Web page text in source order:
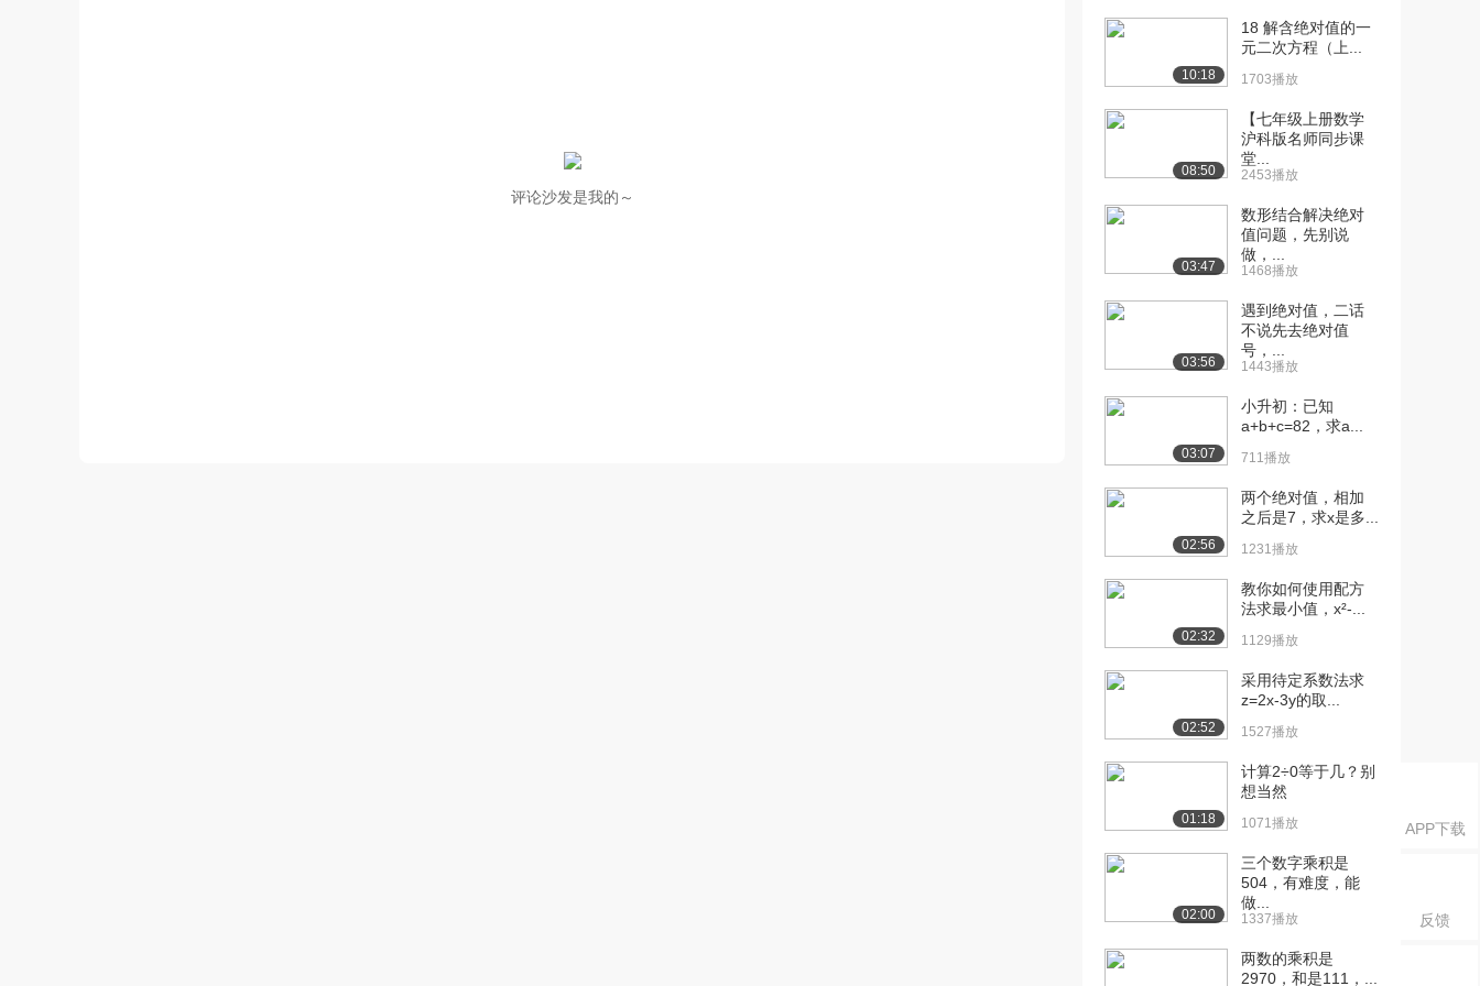
APP下载
反馈
评论沙发是我的～
[10] 1.3绝对值与相反数
待播放
[11] 1.4有理数的大小
11:30
[12] 1.4有理数的大小
11:27
[13] 1.5有理数加法的运算
律（上）
10:44
律（下）
（上）
（下）
[17] 1.7有理数的加减混合
运算（上）
[18] 1.7有理数的加减混合
运算（下）
4867播放
[19] 1.8有理数乘法的运算
律（上）
1.8万播放
[20] 1.8有理数乘法的运算
3573播放
10:18
18 解含绝对值的一
元二次方程（上...
1703播放
08:50
【七年级上册数学
沪科版名师同步课
堂...
2453播放
03:47
数形结合解决绝对
值问题，先别说
做，...
1468播放
03:56
遇到绝对值，二话
不说先去绝对值
号，...
1443播放
03:07
小升初：已知
a+b+c=82，求a...
711播放
02:56
两个绝对值，相加
之后是7，求x是多...
1231播放
02:32
教你如何使用配方
法求最小值，x²-...
1129播放
02:52
采用待定系数法求
z=2x-3y的取...
1527播放
01:18
计算2÷0等于几？别
想当然
1071播放
02:00
三个数字乘积是
504，有难度，能
做...
1337播放
两数的乘积是
2970，和是111，...